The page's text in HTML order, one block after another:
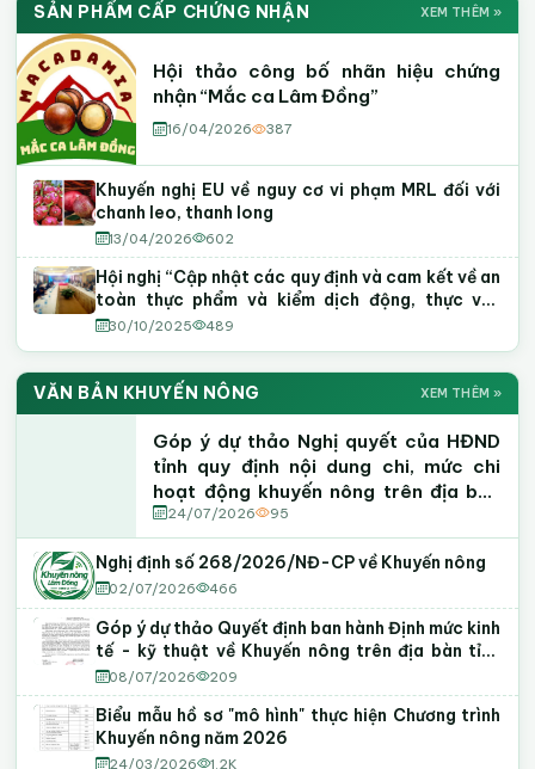
SẢN PHẨM CẤP CHỨNG NHẬN XEM THÊM »
Hội thảo công bố nhãn hiệu chứng
nhận “Mắc ca Lâm Đồng”
16/04/2026 387
Khuyến nghị EU về nguy cơ vi phạm MRL đối với
chanh leo, thanh long
13/04/2026 602
Hội nghị “Cập nhật các quy định và cam kết về an
toàn thực phẩm và kiểm dịch động, thực vật
(SPS) trong Hiệp định EVFTA và UKVFTA”
30/10/2025 489
VĂN BẢN KHUYẾN NÔNG XEM THÊM »
Góp ý dự thảo Nghị quyết của HĐND
tỉnh quy định nội dung chi, mức chi
hoạt động khuyến nông trên địa bàn
tỉnh Lâm Đồng
24/07/2026 95
Nghị định số 268/2026/NĐ-CP về Khuyến nông
02/07/2026 466
Góp ý dự thảo Quyết định ban hành Định mức kinh
tế - kỹ thuật về Khuyến nông trên địa bàn tỉnh
Lâm Đồng
08/07/2026 209
Biểu mẫu hồ sơ "mô hình" thực hiện Chương trình
Khuyến nông năm 2026
24/03/2026 1.2K